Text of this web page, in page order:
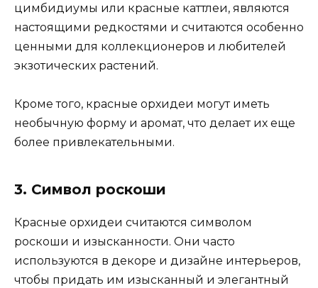
цимбидиумы или красные каттлеи, являются
настоящими редкостями и считаются особенно
ценными для коллекционеров и любителей
экзотических растений.
Кроме того, красные орхидеи могут иметь
необычную форму и аромат, что делает их еще
более привлекательными.
3. Символ роскоши
Красные орхидеи считаются символом
роскоши и изысканности. Они часто
используются в декоре и дизайне интерьеров,
чтобы придать им изысканный и элегантный